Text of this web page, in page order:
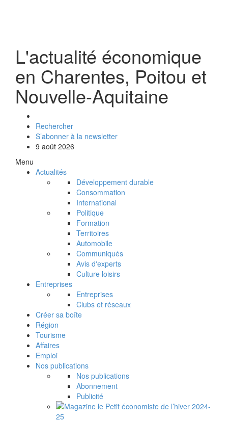
L'actualité économique
en Charentes, Poitou et
Nouvelle-Aquitaine
Rechercher
S’abonner à la newsletter
9 août 2026
Menu
Actualités
Développement durable
Consommation
International
Politique
Formation
Territoires
Automobile
Communiqués
Avis d'experts
Culture loisirs
Entreprises
Entreprises
Clubs et réseaux
Créer sa boîte
Région
Tourisme
Affaires
Emploi
Nos publications
Nos publications
Abonnement
Publicité